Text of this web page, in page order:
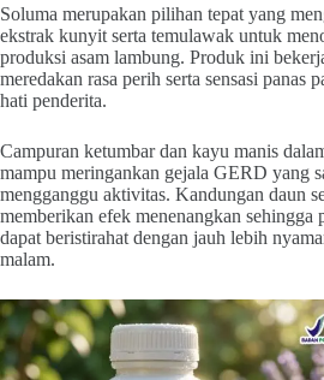
Soluma merupakan pilihan tepat yang
ekstrak kunyit serta temulawak untuk
produksi asam lambung. Produk ini
meredakan rasa perih serta sensasi panas
hati penderita.
Campuran ketumbar dan kayu manis
mampu meringankan gejala GERD yang
mengganggu aktivitas. Kandungan daun
memberikan efek menenangkan sehingga
dapat beristirahat dengan jauh lebih
malam.